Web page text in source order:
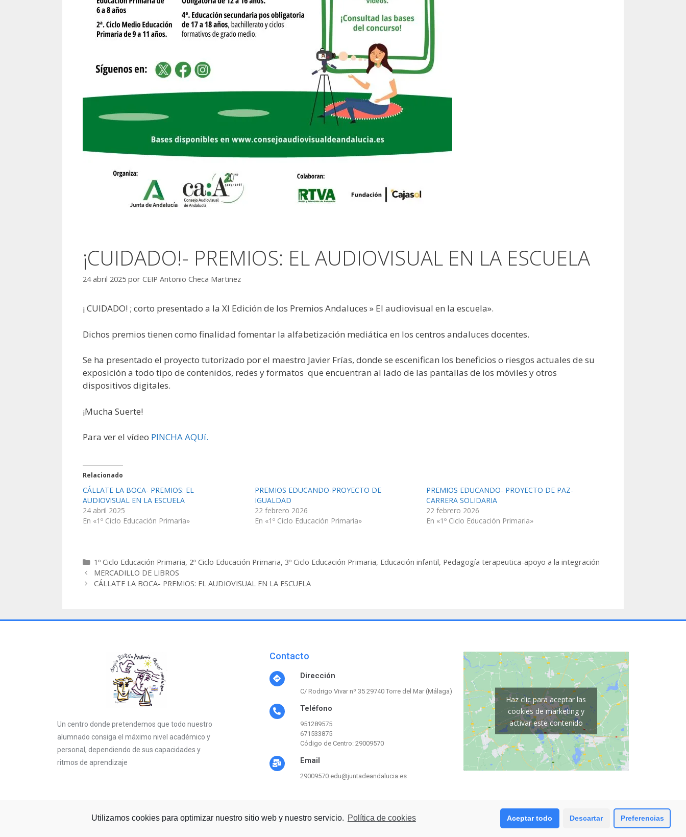
¡CUIDADO!- PREMIOS: EL AUDIOVISUAL EN LA ESCUELA
24 abril 2025 por CEIP Antonio Checa Martinez
¡ CUIDADO! ; corto presentado a la XI Edición de los Premios Andaluces » El audiovisual en la escuela».
Dichos premios tienen como finalidad fomentar la alfabetización mediática en los centros andaluces docentes.
Se ha presentado el proyecto tutorizado por el maestro Javier Frías, donde se escenifican los beneficios o riesgos actuales de su
exposición a todo tipo de contenidos, redes y formatos que encuentran al lado de las pantallas de los móviles y otros
dispositivos digitales.
¡Mucha Suerte!
Para ver el vídeo PINCHA AQUí.
Relacionado
CÁLLATE LA BOCA- PREMIOS: EL
AUDIOVISUAL EN LA ESCUELA
24 abril 2025
En «1º Ciclo Educación Primaria»
PREMIOS EDUCANDO-PROYECTO DE
IGUALDAD
22 febrero 2026
En «1º Ciclo Educación Primaria»
PREMIOS EDUCANDO- PROYECTO DE PAZ-
CARRERA SOLIDARIA
22 febrero 2026
En «1º Ciclo Educación Primaria»
1º Ciclo Educación Primaria, 2º Ciclo Educación Primaria, 3º Ciclo Educación Primaria, Educación infantil, Pedagogía terapeutica-apoyo a la integración
MERCADILLO DE LIBROS
CÁLLATE LA BOCA- PREMIOS: EL AUDIOVISUAL EN LA ESCUELA
Un centro donde pretendemos que todo nuestro
alumnado consiga el máximo nivel académico y
personal, dependiendo de sus capacidades y
ritmos de aprendizaje
Contacto
Dirección
C/ Rodrigo Vivar nº 35 29740 Torre del Mar (Málaga)
Teléfono
951289575
671533875
Código de Centro: 29009570
Email
29009570.edu@juntadeandalucia.es
Haz clic para aceptar las
cookies de marketing y
activar este contenido
COPYRIGHT © 2020 CEIP ANTONIO CHECA MARTINEZ
Utilizamos cookies para optimizar nuestro sitio web y nuestro servicio. Política de cookies Aceptar todo Descartar Preferencias